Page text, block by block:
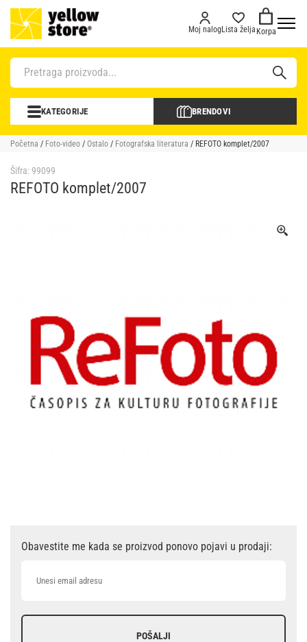
Moj nalogLista želja Korpa
KATEGORIJE BRENDOVI
Početna / Foto-video / Ostalo / Fotografska literatura / REFOTO komplet/2007
Šifra: 99099
REFOTO komplet/2007
Obavestite me kada se proizvod ponovo pojavi u prodaji:
POŠALJI